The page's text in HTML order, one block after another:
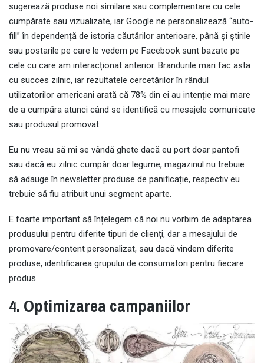
sugerează produse noi similare sau complementare cu cele
cumpărate sau vizualizate, iar Google ne personalizează “auto-
fill” în dependență de istoria căutărilor anterioare, până și știrile
sau postarile pe care le vedem pe Facebook sunt bazate pe
cele cu care am interacționat anterior. Brandurile mari fac asta
cu succes zilnic, iar rezultatele cercetărilor în rândul
utilizatorilor americani arată că 78% din ei au intenție mai mare
de a cumpăra atunci când se identifică cu mesajele comunicate
sau produsul promovat.
Eu nu vreau să mi se vândă ghete dacă eu port doar pantofi
sau dacă eu zilnic cumpăr doar legume, magazinul nu trebuie
să adauge în newsletter produse de panificație, respectiv eu
trebuie să fiu atribuit unui segment aparte.
E foarte important să înțelegem că noi nu vorbim de adaptarea
produsului pentru diferite tipuri de clienți, dar a mesajului de
promovare/content personalizat, sau dacă vindem diferite
produse, identificarea grupului de consumatori pentru fiecare
produs.
4. Optimizarea campaniilor